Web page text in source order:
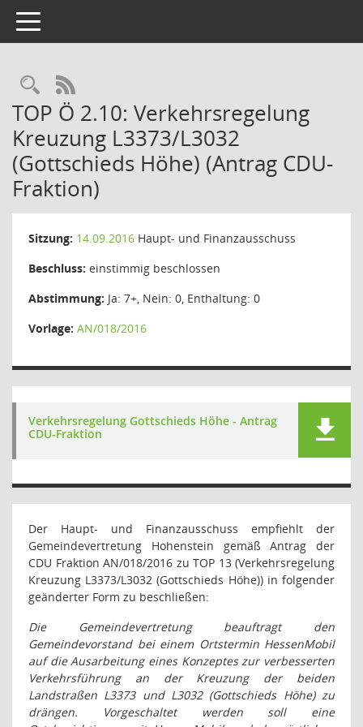
Toggle navigation
Rechercheauswahl
RSS-Feed
TOP Ö 2.10: Verkehrsregelung
Kreuzung L3373/L3032
(Gottschieds Höhe) (Antrag CDU-
Fraktion)
Sitzung: 14.09.2016 Haupt- und Finanzausschuss
Beschluss: einstimmig beschlossen
Abstimmung: Ja: 7+, Nein: 0, Enthaltung: 0
Vorlage: AN/018/2016
Verkehrsregelung Gottschieds Höhe - Antrag
CDU-Fraktion
Der Haupt- und Finanzausschuss empfiehlt der
Gemeindevertretung Hohenstein gemäß Antrag der
CDU Fraktion AN/018/2016 zu TOP 13 (Verkehrsregelung
Kreuzung L3373/L3032 (Gottschieds Höhe)) in folgender
geänderter Form zu beschließen:
Die Gemeindevertretung beauftragt den
Gemeindevorstand bei einem Ortstermin HessenMobil
auf die Ausarbeitung eines Konzeptes zur verbesserten
Verkehrsführung an der Kreuzung der beiden
Landstraßen L3373 und L3032 (Gottschieds Höhe) zu
drängen. Vorgeschaltet werden soll eine